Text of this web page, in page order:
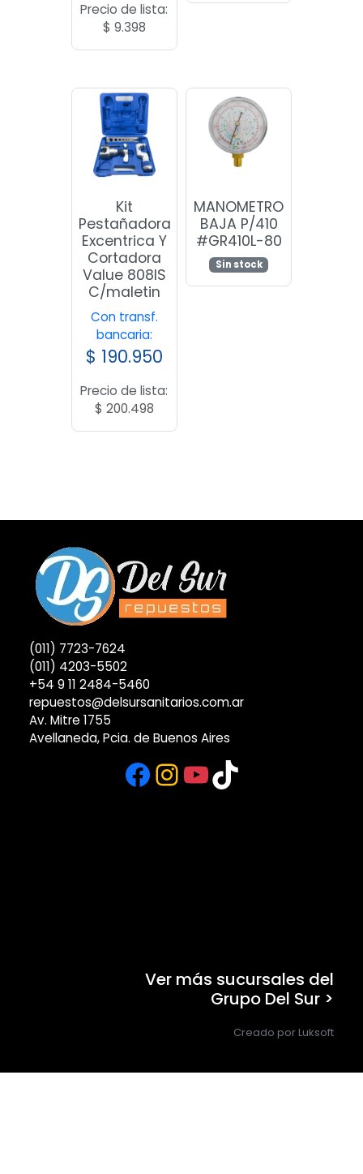
Precio de lista:
$ 9.398
Kit
Pestañadora
Excentrica Y
Cortadora
Value 808IS
C/maletin
Con transf.
bancaria:
$ 190.950
Precio de lista:
$ 200.498
MANOMETRO
BAJA P/410
#GR410L-80
Sin stock
(011) 7723-7624
(011) 4203-5502
+54 9 11 2484-5460
repuestos@delsursanitarios.com.ar
Av. Mitre 1755
Avellaneda, Pcia. de Buenos Aires
Facebook
Instagram
YouTube
TikTok
Ver más sucursales del
Grupo Del Sur >
Creado por Luksoft